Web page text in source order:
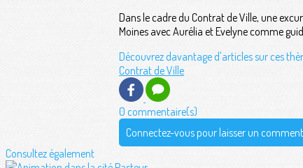
Dans le cadre du Contrat de Ville, une
Moines avec Aurélia et Evelyne comme
Découvrez davantage d'articles sur ces
Contrat de Ville
0 commentaire(s)
Connectez-vous pour laisser un
Consultez également